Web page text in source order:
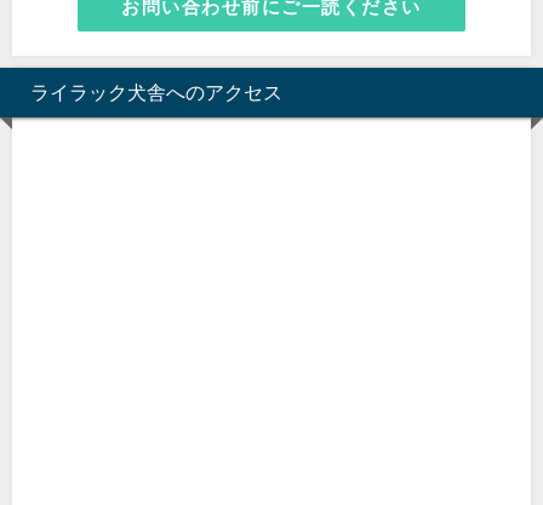
お問い合わせ前にご一読ください
ライラック犬舎へのアクセス